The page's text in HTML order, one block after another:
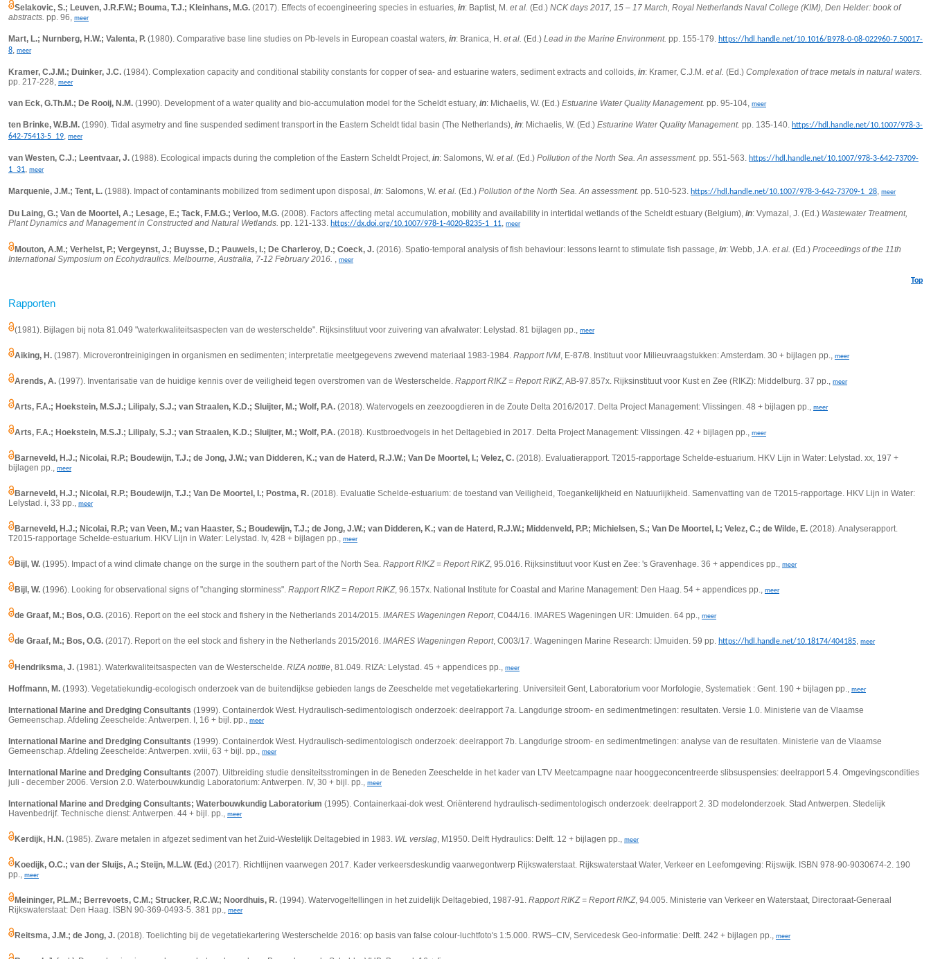
Selakovic, S.; Leuven, J.R.F.W.; Bouma, T.J.; Kleinhans, M.G. (2017). Effects of ecoengineering species in estuaries, in: Baptist, M. et al. (Ed.) NCK days 2017, 15 – 17 March, Royal Netherlands Naval College (KIM), Den Helder: book of
abstracts. pp. 96, meer
Mart, L.; Nurnberg, H.W.; Valenta, P. (1980). Comparative base line studies on Pb-levels in European coastal waters, in: Branica, H. et al. (Ed.) Lead in the Marine Environment. pp. 155-179. https://hdl.handle.net/10.1016/B978-0-08-022960-7.50017-
8, meer
Kramer, C.J.M.; Duinker, J.C. (1984). Complexation capacity and conditional stability constants for copper of sea- and estuarine waters, sediment extracts and colloids, in: Kramer, C.J.M. et al. (Ed.) Complexation of trace metals in natural waters.
pp. 217-228, meer
van Eck, G.Th.M.; De Rooij, N.M. (1990). Development of a water quality and bio-accumulation model for the Scheldt estuary, in: Michaelis, W. (Ed.) Estuarine Water Quality Management. pp. 95-104, meer
ten Brinke, W.B.M. (1990). Tidal asymetry and fine suspended sediment transport in the Eastern Scheldt tidal basin (The Netherlands), in: Michaelis, W. (Ed.) Estuarine Water Quality Management. pp. 135-140. https://hdl.handle.net/10.1007/978-3-
642-75413-5_19, meer
van Westen, C.J.; Leentvaar, J. (1988). Ecological impacts during the completion of the Eastern Scheldt Project, in: Salomons, W. et al. (Ed.) Pollution of the North Sea. An assessment. pp. 551-563. https://hdl.handle.net/10.1007/978-3-642-73709-
1_31, meer
Marquenie, J.M.; Tent, L. (1988). Impact of contaminants mobilized from sediment upon disposal, in: Salomons, W. et al. (Ed.) Pollution of the North Sea. An assessment. pp. 510-523. https://hdl.handle.net/10.1007/978-3-642-73709-1_28, meer
Du Laing, G.; Van de Moortel, A.; Lesage, E.; Tack, F.M.G.; Verloo, M.G. (2008). Factors affecting metal accumulation, mobility and availability in intertidal wetlands of the Scheldt estuary (Belgium), in: Vymazal, J. (Ed.) Wastewater Treatment,
Plant Dynamics and Management in Constructed and Natural Wetlands. pp. 121-133. https://dx.doi.org/10.1007/978-1-4020-8235-1_11, meer
Mouton, A.M.; Verhelst, P.; Vergeynst, J.; Buysse, D.; Pauwels, I.; De Charleroy, D.; Coeck, J. (2016). Spatio-temporal analysis of fish behaviour: lessons learnt to stimulate fish passage, in: Webb, J.A. et al. (Ed.) Proceedings of the 11th
International Symposium on Ecohydraulics. Melbourne, Australia, 7-12 February 2016. , meer
Top
Rapporten
(1981). Bijlagen bij nota 81.049 "waterkwaliteitsaspecten van de westerschelde". Rijksinstituut voor zuivering van afvalwater: Lelystad. 81 bijlagen pp., meer
Aiking, H. (1987). Microverontreinigingen in organismen en sedimenten; interpretatie meetgegevens zwevend materiaal 1983-1984. Rapport IVM, E-87/8. Instituut voor Milieuvraagstukken: Amsterdam. 30 + bijlagen pp., meer
Arends, A. (1997). Inventarisatie van de huidige kennis over de veiligheid tegen overstromen van de Westerschelde. Rapport RIKZ = Report RIKZ, AB-97.857x. Rijksinstituut voor Kust en Zee (RIKZ): Middelburg. 37 pp., meer
Arts, F.A.; Hoekstein, M.S.J.; Lilipaly, S.J.; van Straalen, K.D.; Sluijter, M.; Wolf, P.A. (2018). Watervogels en zeezoogdieren in de Zoute Delta 2016/2017. Delta Project Management: Vlissingen. 48 + bijlagen pp., meer
Arts, F.A.; Hoekstein, M.S.J.; Lilipaly, S.J.; van Straalen, K.D.; Sluijter, M.; Wolf, P.A. (2018). Kustbroedvogels in het Deltagebied in 2017. Delta Project Management: Vlissingen. 42 + bijlagen pp., meer
Barneveld, H.J.; Nicolai, R.P.; Boudewijn, T.J.; de Jong, J.W.; van Didderen, K.; van de Haterd, R.J.W.; Van De Moortel, I.; Velez, C. (2018). Evaluatierapport. T2015-rapportage Schelde-estuarium. HKV Lijn in Water: Lelystad. xx, 197 +
bijlagen pp., meer
Barneveld, H.J.; Nicolai, R.P.; Boudewijn, T.J.; Van De Moortel, I.; Postma, R. (2018). Evaluatie Schelde-estuarium: de toestand van Veiligheid, Toegankelijkheid en Natuurlijkheid. Samenvatting van de T2015-rapportage. HKV Lijn in Water:
Lelystad. i, 33 pp., meer
Barneveld, H.J.; Nicolai, R.P.; van Veen, M.; van Haaster, S.; Boudewijn, T.J.; de Jong, J.W.; van Didderen, K.; van de Haterd, R.J.W.; Middenveld, P.P.; Michielsen, S.; Van De Moortel, I.; Velez, C.; de Wilde, E. (2018). Analyserapport.
T2015-rapportage Schelde-estuarium. HKV Lijn in Water: Lelystad. lv, 428 + bijlagen pp., meer
Bijl, W. (1995). Impact of a wind climate change on the surge in the southern part of the North Sea. Rapport RIKZ = Report RIKZ, 95.016. Rijksinstituut voor Kust en Zee: 's Gravenhage. 36 + appendices pp., meer
Bijl, W. (1996). Looking for observational signs of "changing storminess". Rapport RIKZ = Report RIKZ, 96.157x. National Institute for Coastal and Marine Management: Den Haag. 54 + appendices pp., meer
de Graaf, M.; Bos, O.G. (2016). Report on the eel stock and fishery in the Netherlands 2014/2015. IMARES Wageningen Report, C044/16. IMARES Wageningen UR: IJmuiden. 64 pp., meer
de Graaf, M.; Bos, O.G. (2017). Report on the eel stock and fishery in the Netherlands 2015/2016. IMARES Wageningen Report, C003/17. Wageningen Marine Research: IJmuiden. 59 pp. https://hdl.handle.net/10.18174/404185, meer
Hendriksma, J. (1981). Waterkwaliteitsaspecten van de Westerschelde. RIZA notitie, 81.049. RIZA: Lelystad. 45 + appendices pp., meer
Hoffmann, M. (1993). Vegetatiekundig-ecologisch onderzoek van de buitendijkse gebieden langs de Zeeschelde met vegetatiekartering. Universiteit Gent, Laboratorium voor Morfologie, Systematiek : Gent. 190 + bijlagen pp., meer
International Marine and Dredging Consultants (1999). Containerdok West. Hydraulisch-sedimentologisch onderzoek: deelrapport 7a. Langdurige stroom- en sedimentmetingen: resultaten. Versie 1.0. Ministerie van de Vlaamse
Gemeenschap. Afdeling Zeeschelde: Antwerpen. I, 16 + bijl. pp., meer
International Marine and Dredging Consultants (1999). Containerdok West. Hydraulisch-sedimentologisch onderzoek: deelrapport 7b. Langdurige stroom- en sedimentmetingen: analyse van de resultaten. Ministerie van de Vlaamse
Gemeenschap. Afdeling Zeeschelde: Antwerpen. xviii, 63 + bijl. pp., meer
International Marine and Dredging Consultants (2007). Uitbreiding studie densiteitsstromingen in de Beneden Zeeschelde in het kader van LTV Meetcampagne naar hooggeconcentreerde slibsuspensies: deelrapport 5.4. Omgevingscondities
juli - december 2006. Version 2.0. Waterbouwkundig Laboratorium: Antwerpen. IV, 30 + bijl. pp., meer
International Marine and Dredging Consultants; Waterbouwkundig Laboratorium (1995). Containerkaai-dok west. Oriënterend hydraulisch-sedimentologisch onderzoek: deelrapport 2. 3D modelonderzoek. Stad Antwerpen. Stedelijk
Havenbedrijf. Technische dienst: Antwerpen. 44 + bijl. pp., meer
Kerdijk, H.N. (1985). Zware metalen in afgezet sediment van het Zuid-Westelijk Deltagebied in 1983. WL verslag, M1950. Delft Hydraulics: Delft. 12 + bijlagen pp., meer
Koedijk, O.C.; van der Sluijs, A.; Steijn, M.L.W. (Ed.) (2017). Richtlijnen vaarwegen 2017. Kader verkeersdeskundig vaarwegontwerp Rijkswaterstaat. Rijkswaterstaat Water, Verkeer en Leefomgeving: Rijswijk. ISBN 978-90-9030674-2. 190
pp., meer
Meininger, P.L.M.; Berrevoets, C.M.; Strucker, R.C.W.; Noordhuis, R. (1994). Watervogeltellingen in het zuidelijk Deltagebied, 1987-91. Rapport RIKZ = Report RIKZ, 94.005. Ministerie van Verkeer en Waterstaat, Directoraat-Generaal
Rijkswaterstaat: Den Haag. ISBN 90-369-0493-5. 381 pp., meer
Reitsma, J.M.; de Jong, J. (2018). Toelichting bij de vegetatiekartering Westerschelde 2016: op basis van false colour-luchtfoto's 1:5.000. RWS–CIV, Servicedesk Geo-informatie: Delft. 242 + bijlagen pp., meer